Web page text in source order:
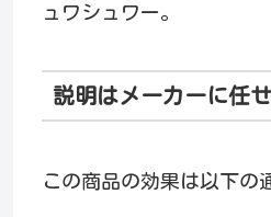
ュワシュワー。
説明はメーカーに任
この商品の効果は以下の